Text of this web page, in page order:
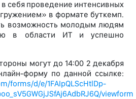
себя проведение интенсивных
в формате буткемп.
возможность молодым людям
в области ИТ и успешно
могут до 14:00 2 декабря
форму по данной ссылке:
forms/d/e/1FAIpQLScHtlDp-
viewform